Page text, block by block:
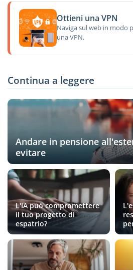
Ottieni una VPN
Naviga sul web in modo
una VPN.
Continua a leggere
Andare in pensione
evitare
L'IA può compromettere
il tuo progetto di
espatrio?